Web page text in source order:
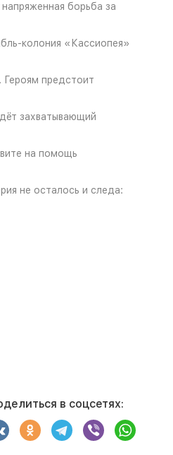
борьба за
колония «Кассиопея»
предстоит
захватывающий
на помощь
не осталось и следа:
в соцсетях: